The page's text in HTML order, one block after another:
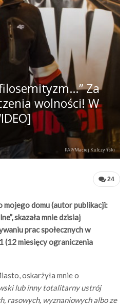
Za
wolności! W
PAP/Maciej Kulczyñski
24
mojego domu (autor publikacji:
skazała mnie dzisiaj
prac społecznych w
(12 miesięcy ograniczenia
oskarżyła mnie o
lub inny totalitarny ustrój
rasowych, wyznaniowych albo ze